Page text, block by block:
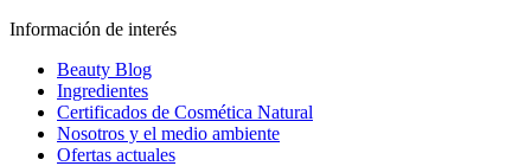
Información de interés
Beauty Blog
Ingredientes
Certificados de Cosmética Natural
Nosotros y el medio ambiente
Ofertas actuales